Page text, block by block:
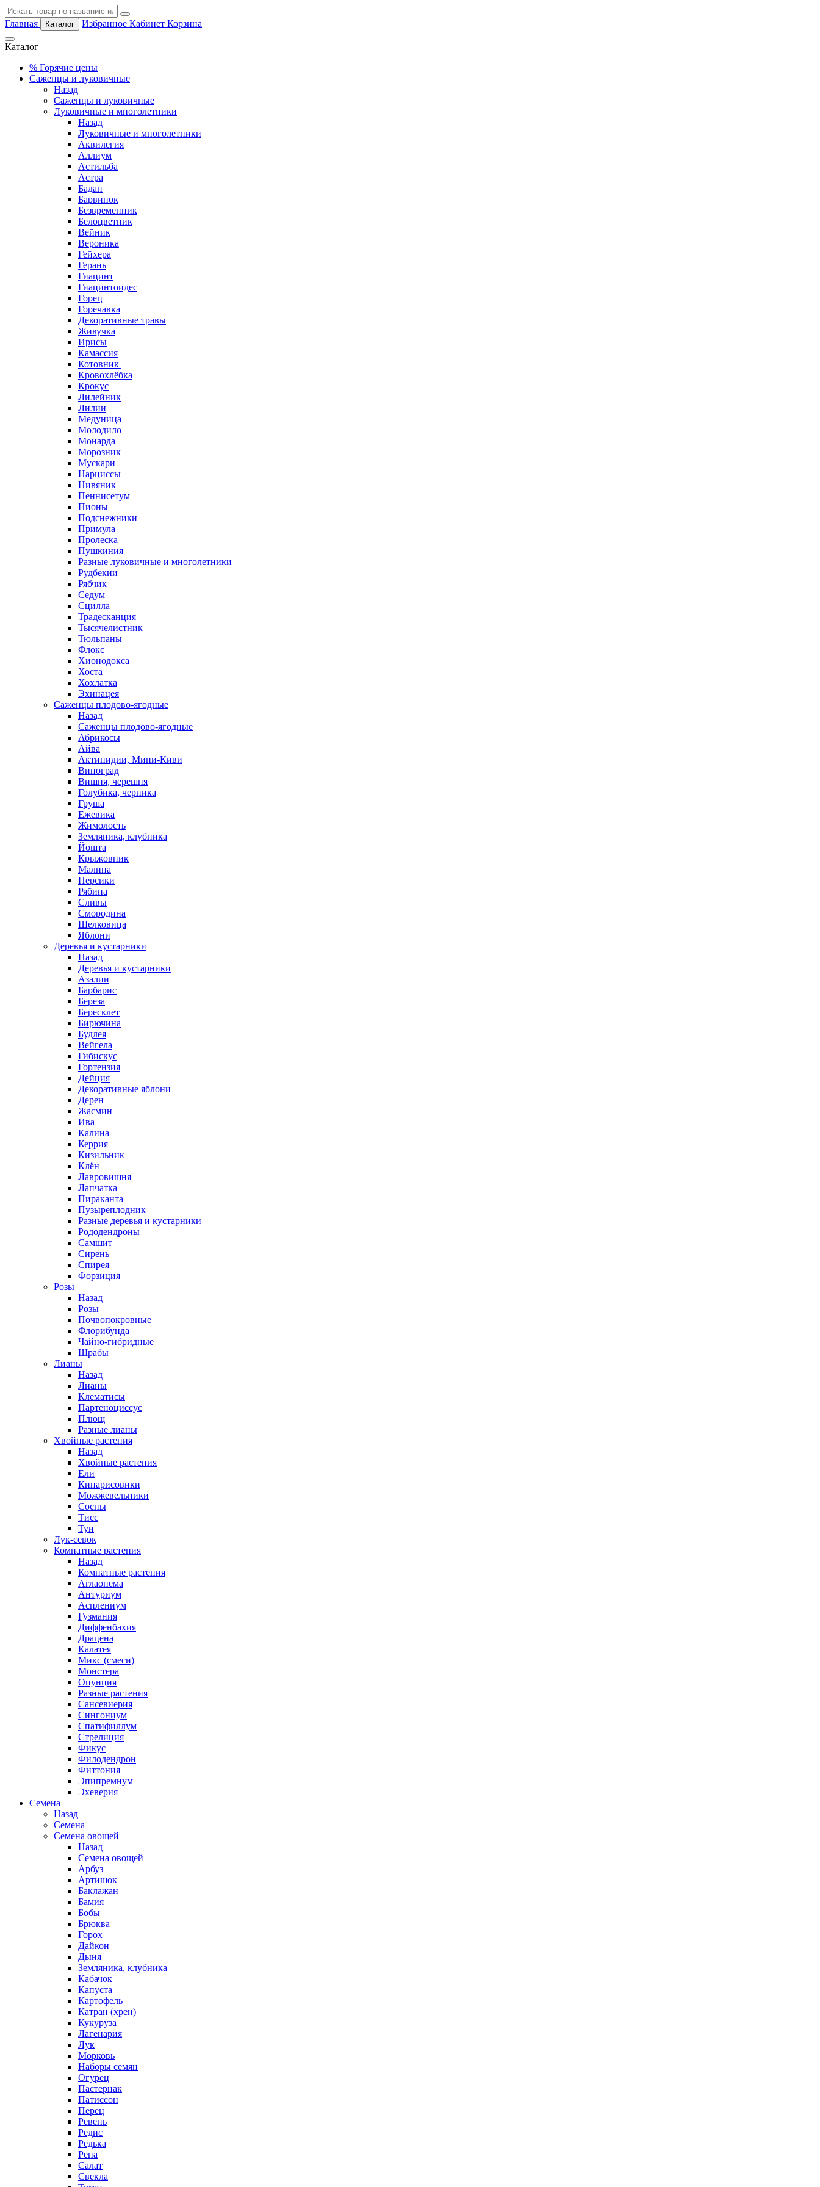
Главная Каталог Избранное Кабинет Корзина
Каталог
% Горячие цены
Саженцы и луковичные
Назад
Саженцы и луковичные
Луковичные и многолетники
Назад
Луковичные и многолетники
Аквилегия
Аллиум
Астильба
Астра
Бадан
Барвинок
Безвременник
Белоцветник
Вейник
Вероника
Гейхера
Герань
Гиацинт
Гиацинтоидес
Горец
Горечавка
Декоративные травы
Живучка
Ирисы
Камассия
Котовник
Кровохлёбка
Крокус
Лилейник
Лилии
Медуница
Молодило
Монарда
Морозник
Мускари
Нарциссы
Нивяник
Пеннисетум
Пионы
Подснежники
Примула
Пролеска
Пушкиния
Разные луковичные и многолетники
Рудбекии
Рябчик
Седум
Сцилла
Традесканция
Тысячелистник
Тюльпаны
Флокс
Хионодокса
Хоста
Хохлатка
Эхинацея
Саженцы плодово-ягодные
Назад
Саженцы плодово-ягодные
Абрикосы
Айва
Актинидии, Мини-Киви
Виноград
Вишня, черешня
Голубика, черника
Груша
Ежевика
Жимолость
Земляника, клубника
Йошта
Крыжовник
Малина
Персики
Рябина
Сливы
Смородина
Шелковица
Яблони
Деревья и кустарники
Назад
Деревья и кустарники
Азалии
Барбарис
Береза
Бересклет
Бирючина
Будлея
Вейгела
Гибискус
Гортензия
Дейция
Декоративные яблони
Дерен
Жасмин
Ива
Калина
Керрия
Кизильник
Клён
Лавровишня
Лапчатка
Пираканта
Пузыреплодник
Разные деревья и кустарники
Рододендроны
Самшит
Сирень
Спирея
Форзиция
Розы
Назад
Розы
Почвопокровные
Флорибунда
Чайно-гибридные
Шрабы
Лианы
Назад
Лианы
Клематисы
Партеноциссус
Плющ
Разные лианы
Хвойные растения
Назад
Хвойные растения
Ели
Кипарисовики
Можжевельники
Сосны
Тисс
Туи
Лук-севок
Комнатные растения
Назад
Комнатные растения
Аглаонема
Антуриум
Асплениум
Гузмания
Диффенбахия
Драцена
Калатея
Микс (смеси)
Монстера
Опунция
Разные растения
Сансевиерия
Сингониум
Спатифиллум
Стрелиция
Фикус
Филодендрон
Фиттония
Эпипремнум
Эхеверия
Семена
Назад
Семена
Семена овощей
Назад
Семена овощей
Арбуз
Артишок
Баклажан
Бамия
Бобы
Брюква
Горох
Дайкон
Дыня
Земляника, клубника
Кабачок
Капуста
Картофель
Катран (хрен)
Кукуруза
Лагенария
Лук
Морковь
Наборы семян
Огурец
Пастернак
Патиссон
Перец
Ревень
Редис
Редька
Репа
Салат
Свекла